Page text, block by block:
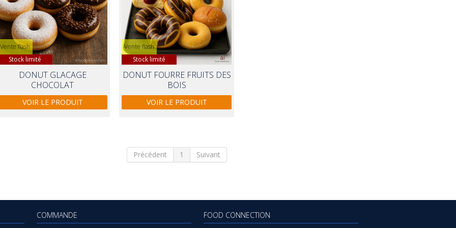
Stock limité
Vente flash
DONUT GLACAGE
CHOCOLAT
VOIR LE PRODUIT
Stock limité
Vente flash
DONUT FOURRE FRUITS DES
BOIS
VOIR LE PRODUIT
Précédent 1 Suivant
COMMANDE FOOD CONNECTION